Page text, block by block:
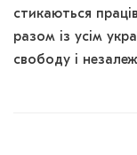
стикаються
разом із усім
свободу і